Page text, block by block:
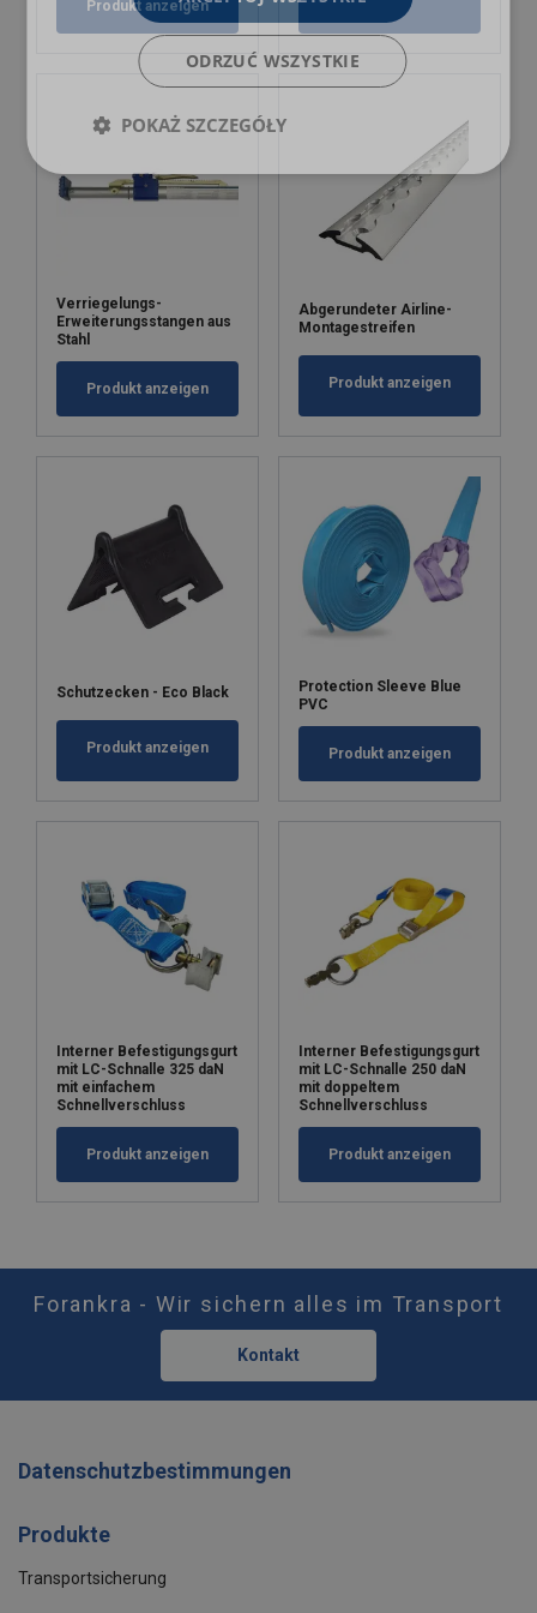
Produkt anzeigen
Verriegelungs-
Erweiterungsstangen aus
Stahl
Produkt anzeigen
Abgerundeter Airline-
Montagestreifen
Produkt anzeigen
Schutzecken - Eco Black
Produkt anzeigen
Protection Sleeve Blue
PVC
Produkt anzeigen
Interner Befestigungsgurt
mit LC-Schnalle 325 daN
mit einfachem
Schnellverschluss
Produkt anzeigen
Interner Befestigungsgurt
mit LC-Schnalle 250 daN
mit doppeltem
Schnellverschluss
Produkt anzeigen
Forankra - Wir sichern alles im Transport
Kontakt
Datenschutzbestimmungen
Produkte
Transportsicherung
ODRZUĆ WSZYSTKIE
POKAŻ SZCZEGÓŁY